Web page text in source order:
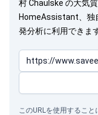
村 Chaulske の大気
HomeAssistant、独
発分析に利用できま
このURLを使用するこ